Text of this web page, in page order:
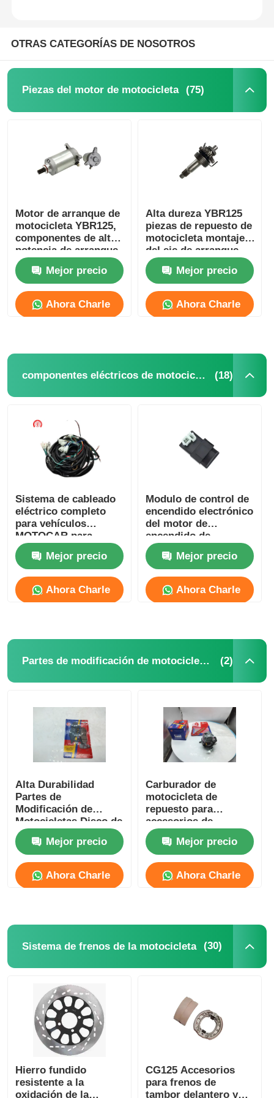
Productos
Sobre nosotros
Visita a la fábrica
Solicitar una cotización
Piezas del motor de motocicleta
componentes eléctricos de motocicletas
Partes de modificación de motocicletas
Sistema de frenos de la motocicleta
Otros accesorios para motocicletas
Carburador de la motocicleta
Cadenas y dientes de motocicleta
Embrague de motocicleta
Pistón de motocicleta
cilindro de motocicleta
Cerradura de motocicleta
OTRAS CATEGORÍAS DE NOSOTROS
Piezas del motor de motocicleta (75)
Motor de arranque de
motocicleta YBR125,
componentes de alta
potencia de arranque
Mejor precio
Ahora Charle
Alta dureza YBR125
piezas de repuesto de
motocicleta montaje
del eje de arranque
Mejor precio
Ahora Charle
componentes eléctricos de motocicletas (18)
Sistema de cableado
eléctrico completo
para vehículos
MOTOCAR para
conectar todos los
componentes
eléctricos
Mejor precio
Ahora Charle
Modulo de control de
encendido electrónico
del motor de
encendido de
motocicletas de la
serie CGMejor precio
Ahora Charle
Partes de modificación de motocicletas (2)
Alta Durabilidad
Partes de
Modificación de
Motocicletas Disco de
Freno de Motocicletas
Para el Modelo
Genesis GXT
Mejor precio
Ahora Charle
Carburador de
motocicleta de
repuesto para
accesorios de
modificación de
motocicletas para el
modelo GXT CB125
Mejor precio
Ahora Charle
Sistema de frenos de la motocicleta (30)
Hierro fundido
resistente a la
oxidación de la
CG125 Accesorios
para frenos de
tambor delantero y